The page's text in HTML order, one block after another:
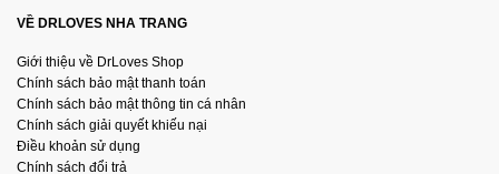
VỀ DRLOVES NHA TRANG
Giới thiệu về DrLoves Shop
Chính sách bảo mật thanh toán
Chính sách bảo mật thông tin cá nhân
Chính sách giải quyết khiếu nại
Điều khoản sử dụng
Chính sách đổi trả